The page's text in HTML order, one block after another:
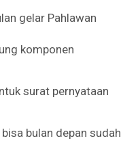
gelar Pahlawan
komponen
surat pernyataan
bulan depan sudah